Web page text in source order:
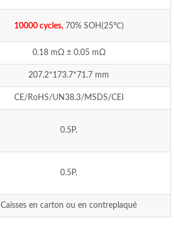
10000 cycles,70% SOH(25℃)
0.18 mΩ ± 0.05 mΩ
207.2*173.7*71.7 mm
CE/RoHS/UN38.3/MSDS/CEI
0.5P.
0.5P.
Caisses en carton ou en contreplaqué